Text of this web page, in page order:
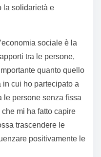
la solidarietà e
sociale è la
tra le persone,
quanto quello
cui ho partecipato a
le persone senza fissa
mi ha fatto capire
trascendere le
positivamente le